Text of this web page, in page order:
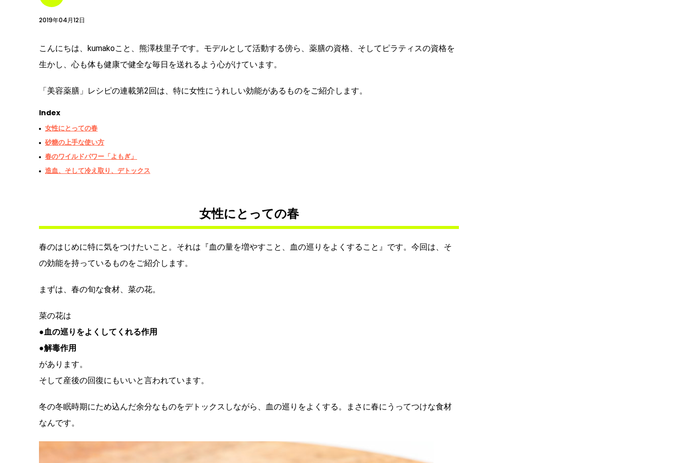
2019年04月12日
こんにちは、kumakoこと、熊澤枝里子です。モデルとして活動する傍ら、薬膳の資格、そしてピラティスの資格を
生かし、心も体も健康で健全な毎日を送れるよう心がけています。
「美容薬膳」レシピの連載第2回は、特に女性にうれしい効能があるものをご紹介します。
Index
女性にとっての春
砂糖の上手な使い方
春のワイルドパワー「よもぎ」
造血、そして冷え取り、デトックス
女性にとっての春
春のはじめに特に気をつけたいこと。それは『血の量を増やすこと、血の巡りをよくすること』です。今回は、そ
の効能を持っているものをご紹介します。
まずは、春の旬な食材、菜の花。
菜の花は
●血の巡りをよくしてくれる作用
●解毒作用
があります。
そして産後の回復にもいいと言われています。
冬の冬眠時期にため込んだ余分なものをデトックスしながら、血の巡りをよくする。まさに春にうってつけな食材
なんです。